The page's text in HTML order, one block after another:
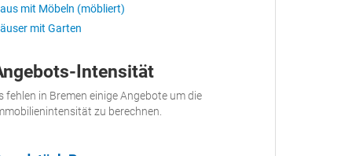
mit Möbeln (möbliert)
mit Garten
Intensität
fehlen in Bremen einige Angebote um die
zu berechnen.